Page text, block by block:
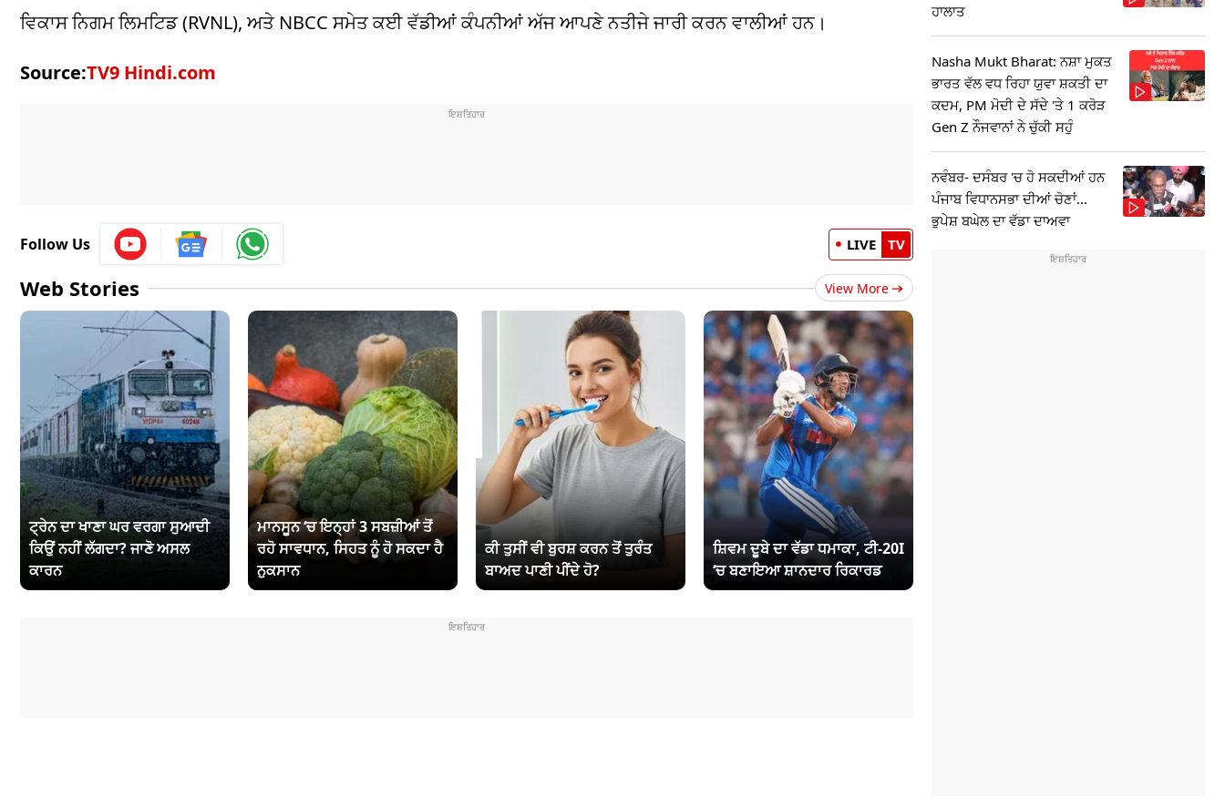
ਵਿਕਾਸ ਨਿਗਮ ਲਿਮਟਿਡ (RVNL), ਅਤੇ NBCC ਸਮੇਤ ਕਈ ਵੱਡੀਆਂ ਕੰਪਨੀਆਂ ਅੱਜ ਆਪਣੇ ਨਤੀਜੇ ਜਾਰੀ ਕਰਨ ਵਾਲੀਆਂ ਹਨ।
Source:TV9 Hindi.com
Follow Us LIVE TV
Web Stories View More
ਟ੍ਰੇਨ ਦਾ ਖਾਣਾ ਘਰ ਵਰਗਾ ਸੁਆਦੀ
ਕਿਉਂ ਨਹੀਂ ਲੱਗਦਾ? ਜਾਣੋ ਅਸਲ
ਕਾਰਨ
ਮਾਨਸੂਨ ‘ਚ ਇਨ੍ਹਾਂ 3 ਸਬਜ਼ੀਆਂ ਤੋਂ
ਰਹੋ ਸਾਵਧਾਨ, ਸਿਹਤ ਨੂੰ ਹੋ ਸਕਦਾ ਹੈ
ਨੁਕਸਾਨ
ਕੀ ਤੁਸੀਂ ਵੀ ਬੁਰਸ਼ ਕਰਨ ਤੋਂ ਤੁਰੰਤ
ਬਾਅਦ ਪਾਣੀ ਪੀਂਦੇ ਹੋ?
ਸ਼ਿਵਮ ਦੂਬੇ ਦਾ ਵੱਡਾ ਧਮਾਕਾ, ਟੀ-20I
‘ਚ ਬਣਾਇਆ ਸ਼ਾਨਦਾਰ ਰਿਕਾਰਡ
ਹਾਲਾਤ
Nasha Mukt Bharat: ਨਸ਼ਾ ਮੁਕਤ
ਭਾਰਤ ਵੱਲ ਵਧ ਰਿਹਾ ਯੁਵਾ ਸ਼ਕਤੀ ਦਾ
ਕਦਮ, PM ਮੋਦੀ ਦੇ ਸੱਦੇ 'ਤੇ 1 ਕਰੋੜ
Gen Z ਨੌਜਵਾਨਾਂ ਨੇ ਚੁੱਕੀ ਸਹੁੰ
ਨਵੰਬਰ- ਦਸੰਬਰ 'ਚ ਹੋ ਸਕਦੀਆਂ ਹਨ
ਪੰਜਾਬ ਵਿਧਾਨਸਭਾ ਦੀਆਂ ਚੋਣਾਂ...
ਭੁਪੇਸ਼ ਬਘੇਲ ਦਾ ਵੱਡਾ ਦਾਅਵਾ